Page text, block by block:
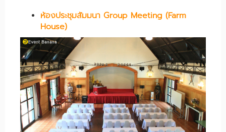
ห้องประชุมสัมมนา Group Meeting (Farm
House)